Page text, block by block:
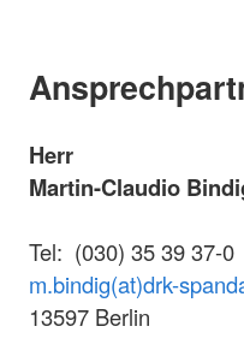
Herr
Martin-Claudio
Tel: (030) 35 39 37-0
m.bindig(at)drk-
13597 Berlin